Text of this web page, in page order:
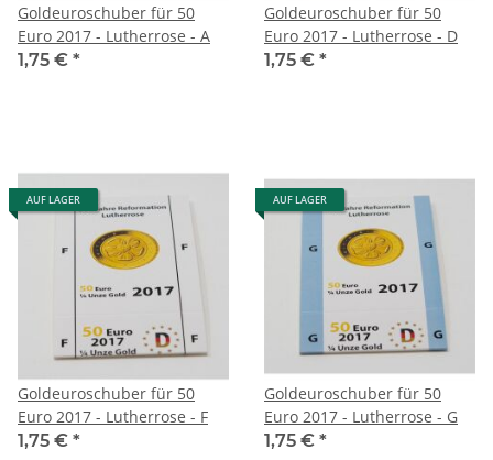
Goldeuroschuber für 50
Euro 2017 - Lutherrose - A
1,75 € *
Goldeuroschuber für 50
Euro 2017 - Lutherrose - D
1,75 € *
AUF LAGER
Goldeuroschuber für 50
Euro 2017 - Lutherrose - F
1,75 € *
AUF LAGER
Goldeuroschuber für 50
Euro 2017 - Lutherrose - G
1,75 € *